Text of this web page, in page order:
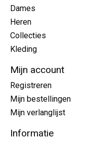
Dames
Heren
Collecties
Kleding
Mijn account
Registreren
Mijn bestellingen
Mijn verlanglijst
Informatie